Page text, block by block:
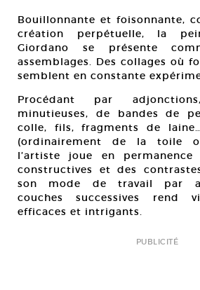
Bouillonnante et foisonnante,
création perpétuelle, la
Giordano se présente
assemblages. Des collages où
semblent en constante
Procédant par
minutieuses, de bandes de
colle, fils, fragments de
(ordinairement de la toile
l’artiste joue en
constructives et des
son mode de travail par
couches successives rend
efficaces et intrigants.
PUBLICITÉ